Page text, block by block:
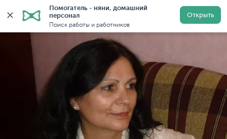
Помогатель - няни, домашний
персонал
Поиск работы и работников
Открыть
Главная Домработницы Домработницы в Москве